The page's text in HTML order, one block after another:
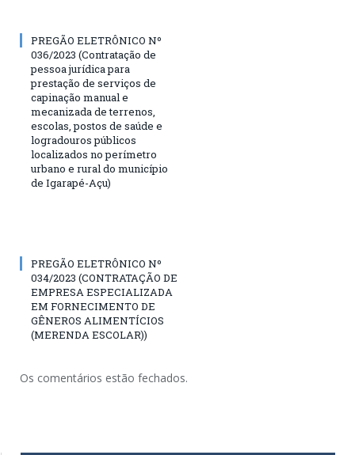
PREGÃO ELETRÔNICO Nº
036/2023 (Contratação de
pessoa jurídica para
prestação de serviços de
capinação manual e
mecanizada de terrenos,
escolas, postos de saúde e
logradouros públicos
localizados no perímetro
urbano e rural do município
de Igarapé-Açu)
PREGÃO ELETRÔNICO Nº
034/2023 (CONTRATAÇÃO DE
EMPRESA ESPECIALIZADA
EM FORNECIMENTO DE
GÊNEROS ALIMENTÍCIOS
(MERENDA ESCOLAR))
Os comentários estão fechados.